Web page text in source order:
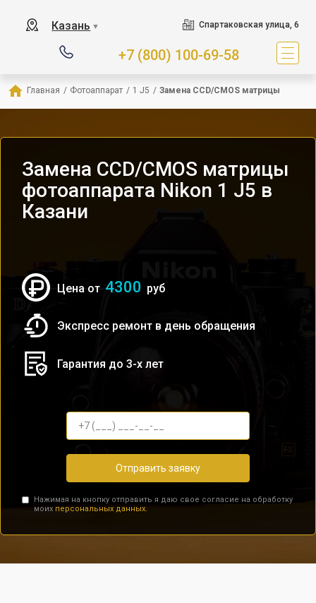
Казань ▼ Спартаковская улица, 6
+7 (800) 100-69-58
Главная / Фотоаппарат / 1 J5 / Замена CCD/CMOS матрицы
Замена CCD/CMOS матрицы
фотоаппарата Nikon 1 J5 в
Казани
Цена от 4300 руб
Экспресс ремонт в день обращения
Гарантия до 3-х лет
Отправить заявку
Нажимая на кнопку отправить я даю свое согласие на обработку
моих персональных данных.